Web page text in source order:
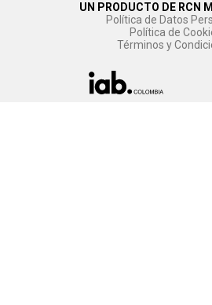
UN PRODUCTO DE RCN
Política de Datos
Política de
Términos y